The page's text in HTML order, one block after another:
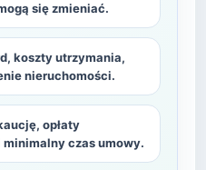
się zmieniać.
koszty utrzymania,
nieruchomości.
opłaty
czas umowy.